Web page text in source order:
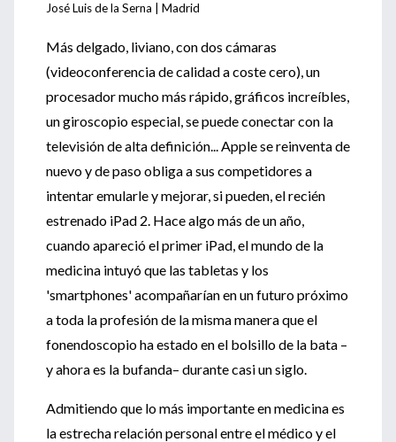
José Luis de la Serna | Madrid
Más delgado, liviano, con dos cámaras
(videoconferencia de calidad a coste cero), un
procesador mucho más rápido, gráficos increíbles,
un giroscopio especial, se puede conectar con la
televisión de alta definición... Apple se reinventa de
nuevo y de paso obliga a sus competidores a
intentar emularle y mejorar, si pueden, el recién
estrenado iPad 2. Hace algo más de un año,
cuando apareció el primer iPad, el mundo de la
medicina intuyó que las tabletas y los
'smartphones' acompañarían en un futuro próximo
a toda la profesión de la misma manera que el
fonendoscopio ha estado en el bolsillo de la bata –
y ahora es la bufanda– durante casi un siglo.
Admitiendo que lo más importante en medicina es
la estrecha relación personal entre el médico y el